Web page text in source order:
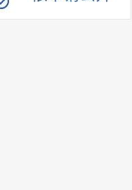
法制政府建设工作年报